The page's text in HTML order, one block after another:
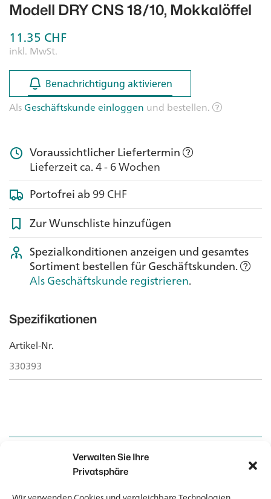
Verwalten Sie Ihre
Privatsphäre
Modell DRY CNS 18/10, Mokkalöffel
11.35 CHF
inkl. MwSt.
Benachrichtigung aktivieren
Benachrichtigung aktivieren
AlsGeschäftskunde einloggen und bestellen.
Voraussichtlicher Liefertermin
Lieferzeit ca. 4 - 6 Wochen
Portofrei ab99 CHF
Zur Wunschliste hinzufügen
Spezialkonditionen anzeigen und gesamtes
Sortiment bestellen für Geschäftskunden.
Als Geschäftskunde registrieren.
Spezifikationen
Artikel-Nr.
330393
Kontakt
Kontakt